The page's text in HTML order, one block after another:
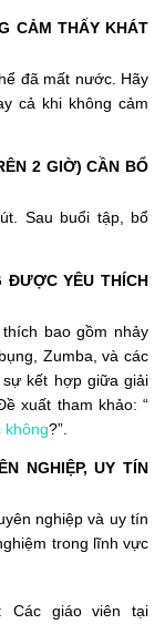
CẢM THẤY KHÁT
đã mất nước. Hãy
cả khi không cảm
2 GIỜ) CẦN BỔ
Sau buổi tập, bổ
ĐƯỢC YÊU THÍCH
bao gồm nhảy
Zumba, và các
kết hợp giữa giải
xuất tham khảo: “
không?”.
NGHIỆP, UY TÍN
nghiệp và uy tín
trong lĩnh vực
: Các giáo viên tại